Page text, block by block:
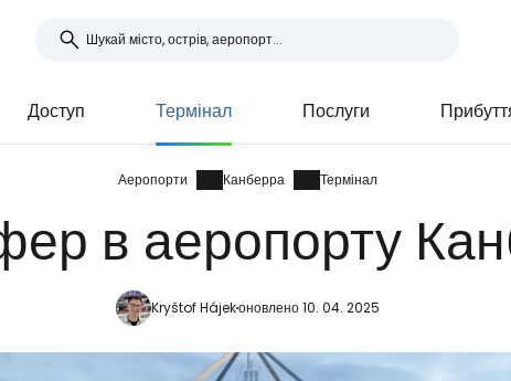
Доступ Термінал Послуги
Аеропорти Канберра Термінал
в аеропорту
Kryštof Hájekоновлено 10. 04. 2025